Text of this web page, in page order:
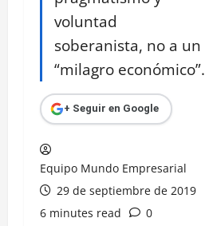
voluntad
soberanista, no a un
“milagro económico”.
+ Seguir en Google
Equipo Mundo Empresarial
29 de septiembre de 2019
6 minutes read
0